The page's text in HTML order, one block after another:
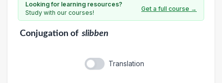
Looking for learning resources?
Study with our courses!
Get a full course →
Conjugationof slibben
Translation